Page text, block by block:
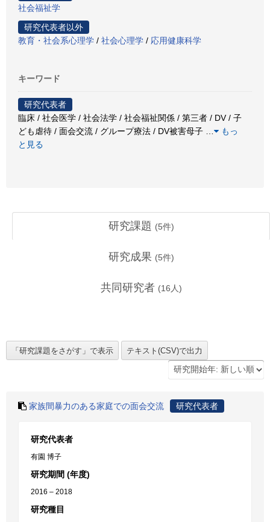
社会福祉学
研究代表者以外
教育・社会系心理学 / 社会心理学 / 応用健康科学
キーワード
研究代表者
臨床 / 社会医学 / 社会法学 / 社会福祉関係 / 第三者 / DV / 子
ども虐待 / 面会交流 / グループ療法 / DV被害母子
もっ
と見る
研究課題 (5件)
研究成果 (5件)
共同研究者 (16 人)
家族間暴力のある家庭での面会交流 研究代表者
研究代表者
有園 博子
研究期間 (年度)
2016 – 2018
研究種目